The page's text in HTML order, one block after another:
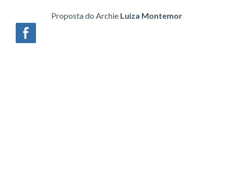
Proposta do Archie Luiza Montemor